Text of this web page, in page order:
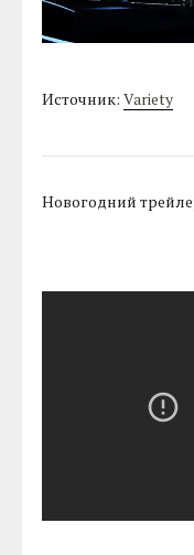
Источник:Variety
Новогодний